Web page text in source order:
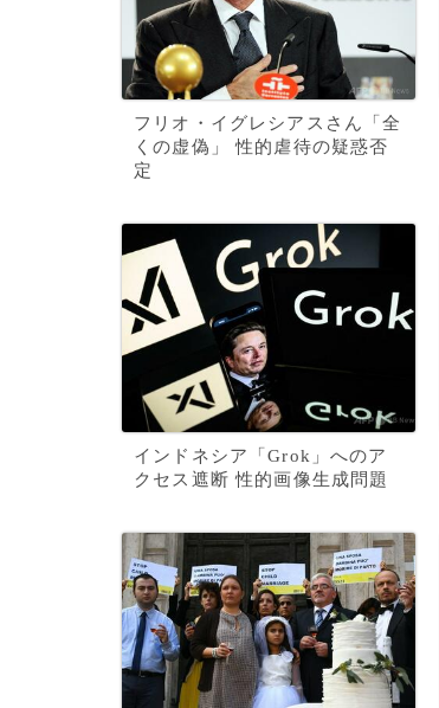
フリオ・イグレシアスさん「全
くの虚偽」 性的虐待の疑惑否
定
インドネシア「Grok」へのア
クセス遮断 性的画像生成問題